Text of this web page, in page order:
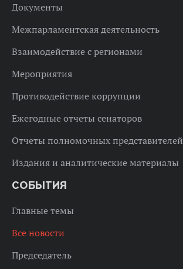
Документы
Межпарламентская деятельность
Взаимодействие с регионами
Мероприятия
Противодействие коррупции
Ежегодные отчеты сенаторов
Отчеты полномочных представителей
Издания и аналитические материалы
СОБЫТИЯ
Главные темы
Все новости
Председатель